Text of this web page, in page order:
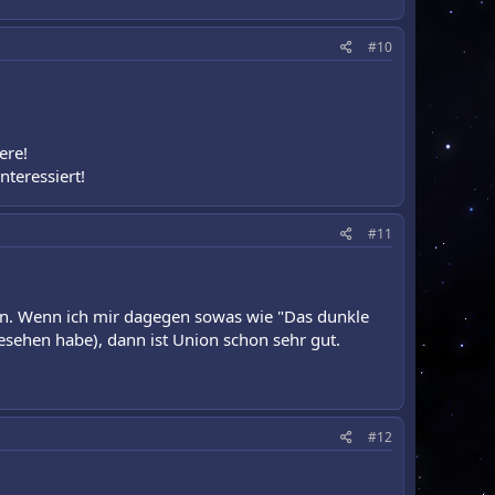
#10
#11
Wenn ich mir dagegen sowas wie "Das dunkle
habe), dann ist Union schon sehr gut.
#12